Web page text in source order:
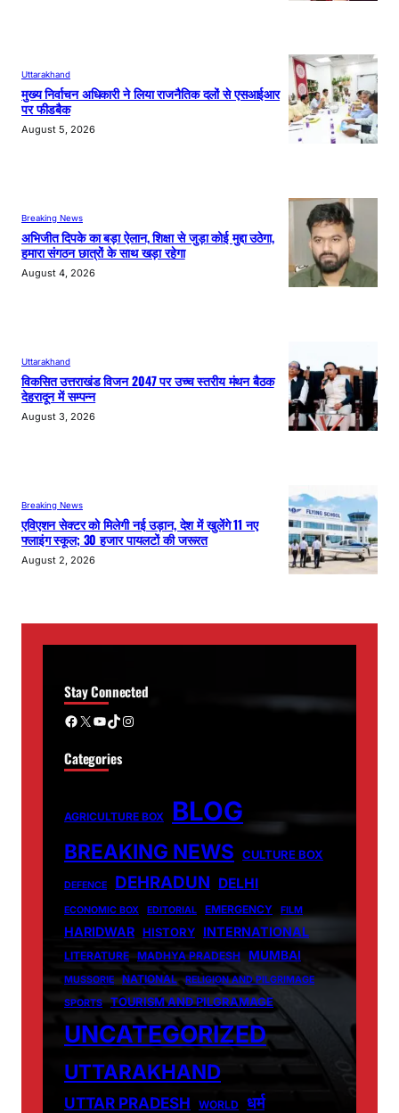
Uttarakhand
मुख्य निर्वाचन अधिकारी ने लिया राजनैतिक दलों से एसआईआर
पर फीडबैक
August 5, 2026
Breaking News
अभिजीत दिपके का बड़ा ऐलान, शिक्षा से जुड़ा कोई मुद्दा उठेगा,
हमारा संगठन छात्रों के साथ खड़ा रहेगा
August 4, 2026
Uttarakhand
विकसित उत्तराखंड विजन 2047 पर उच्च स्तरीय मंथन बैठक
देहरादून में सम्पन्न
August 3, 2026
Breaking News
एविएशन सेक्टर को मिलेगी नई उड़ान, देश में खुलेंगे 11 नए
फ्लाइंग स्कूल; 30 हजार पायलटों की जरूरत
August 2, 2026
Stay Connected
Facebook X YouTube TikTok Instagram
Categories
AGRICULTURE BOX BLOG
BREAKING NEWS CULTURE BOX
DEFENCE DEHRADUN DELHI
ECONOMIC BOX EDITORIAL EMERGENCY FILM
HARIDWAR HISTORY INTERNATIONAL
LITERATURE MADHYA PRADESH MUMBAI
MUSSORIE NATIONAL
RELIGION AND PILGRIMAGE
SPORTS
TOURISM AND PILGRAMAGE
UNCATEGORIZED
UTTARAKHAND
UTTAR PRADESH WORLD धर्म